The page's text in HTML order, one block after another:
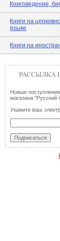
Книговедение,
Книги на
языке
Книги на
Новые
магазина "Русский
Укажите ваш